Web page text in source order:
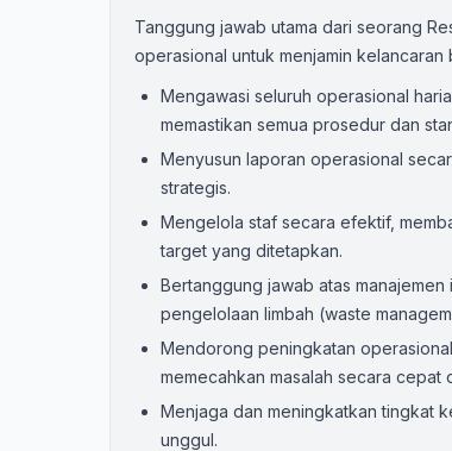
Tanggung jawab utama dari seorang
operasional untuk menjamin kelancaran
Mengawasi seluruh operasional
memastikan semua prosedur dan
Menyusun laporan operasional
strategis.
Mengelola staf secara efektif,
target yang ditetapkan.
Bertanggung jawab atas
pengelolaan limbah (waste
Mendorong peningkatan
memecahkan masalah secara cepat
Menjaga dan meningkatkan tingkat
unggul.